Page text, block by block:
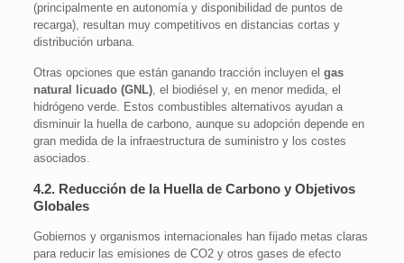
(principalmente en autonomía y disponibilidad de puntos de
recarga), resultan muy competitivos en distancias cortas y
distribución urbana.
Otras opciones que están ganando tracción incluyen el gas
natural licuado (GNL), el biodiésel y, en menor medida, el
hidrógeno verde. Estos combustibles alternativos ayudan a
disminuir la huella de carbono, aunque su adopción depende en
gran medida de la infraestructura de suministro y los costes
asociados.
4.2. Reducción de la Huella de Carbono y Objetivos
Globales
Gobiernos y organismos internacionales han fijado metas claras
para reducir las emisiones de CO2 y otros gases de efecto